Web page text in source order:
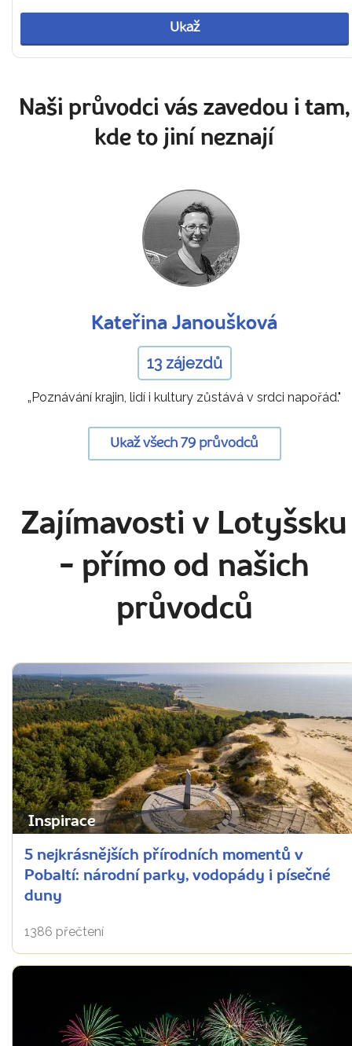
Ukaž
Naši průvodci vás zavedou i tam,
kde to jiní neznají
Kateřina Janoušková
13 zájezdů
„Poznávání krajin, lidí i kultury zůstává v srdci napořád."
Ukaž všech 79 průvodců
Zajímavosti v Lotyšsku
- přímo od našich
průvodců
Inspirace
5 nejkrásnějších přírodních momentů v
Pobaltí: národní parky, vodopády i písečné
duny
1386 přečtení